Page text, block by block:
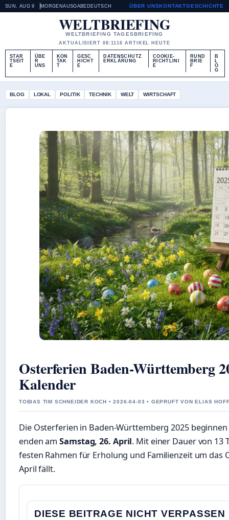
SUN, AUG 9 MORGENAUSGABE DEUTSCH ÜBER UNSKONTAKTGESCHICHTE
WELTBRIEFING
WELTBRIEFING TAGESBRIEFING
AKTUALISIERT 08:1116 ARTIKEL HEUTE
STAR
TSEIT
E
ÜBE
R
UNS
KON
TAK
T
GESC
HICHT
E
DATENSCHUTZ
ERKLÄRUNG
COOKIE-
RICHTLINI
E
RUND
BRIE
F
B
L
O
G
BLOG LOKAL POLITIK TECHNIK WELT WIRTSCHAFT
Osterferien Baden-Württemberg
Kalender
TOBIAS TIM SCHNEIDER KOCH • 2026-04-03 • GEPRUFT VON ELIAS
Die Osterferien in Baden-Württemberg 2025
enden amSamstag, 26. April. Mit einer Dauer von 13
festen Rahmen für Erholung und Familienzeit um das
April fällt.
DIESE BEITRAGE NICHT VERPASSEN